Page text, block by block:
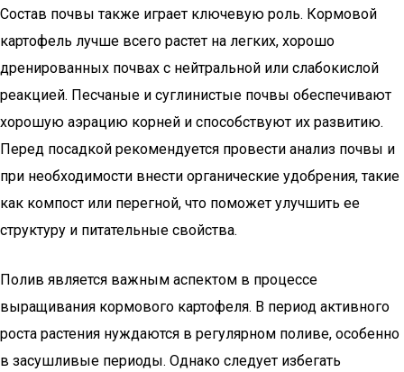
Состав почвы также играет ключевую роль. Кормовой
картофель лучше всего растет на легких, хорошо
дренированных почвах с нейтральной или слабокислой
реакцией. Песчаные и суглинистые почвы обеспечивают
хорошую аэрацию корней и способствуют их развитию.
Перед посадкой рекомендуется провести анализ почвы и
при необходимости внести органические удобрения, такие
как компост или перегной, что поможет улучшить ее
структуру и питательные свойства.
Полив является важным аспектом в процессе
выращивания кормового картофеля. В период активного
роста растения нуждаются в регулярном поливе, особенно
в засушливые периоды. Однако следует избегать